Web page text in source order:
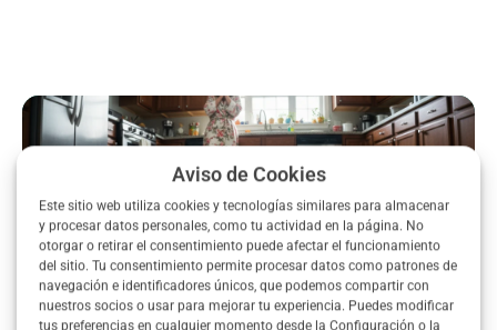
Aviso de Cookies
Este sitio web utiliza cookies y tecnologías similares para almacenar
y procesar datos personales, como tu actividad en la página. No
otorgar o retirar el consentimiento puede afectar el funcionamiento
del sitio. Tu consentimiento permite procesar datos como patrones de
navegación e identificadores únicos, que podemos compartir con
nuestros socios o usar para mejorar tu experiencia. Puedes modificar
tus preferencias en cualquier momento desde la Configuración o la